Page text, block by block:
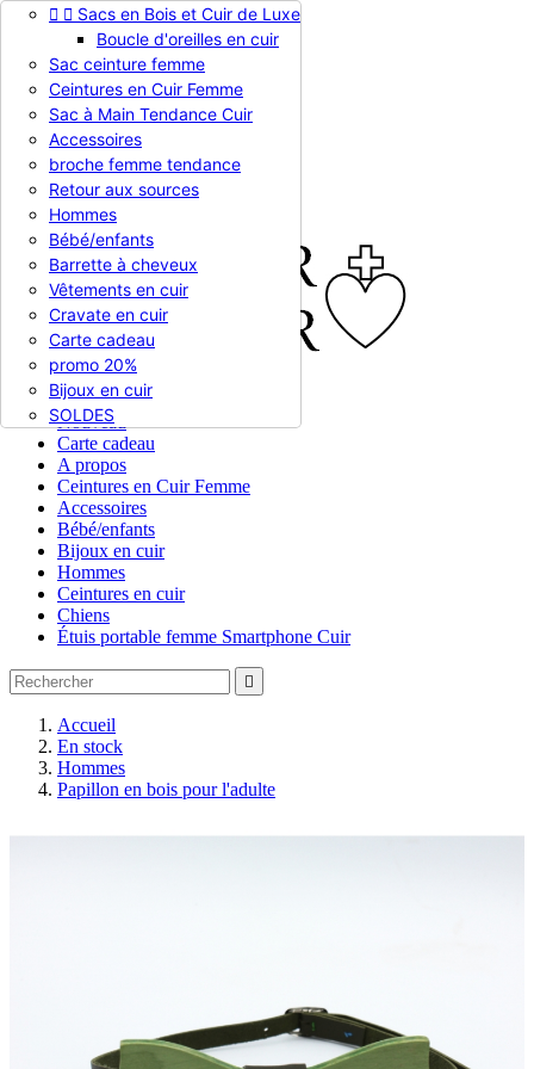
Appelez-nous :0786510612
EUR € 
EUR €
RUB RUB
Connexion
shopping_cart Panier (0)
  En stock
  Sacs en Bois et Cuir de Luxe
Boucle d'oreilles en cuir
Sac ceinture femme
Ceintures en Cuir Femme
Sac à Main Tendance Cuir
Accessoires
broche femme tendance
Retour aux sources
Hommes
Bébé/enfants
Barrette à cheveux
Vêtements en cuir
Cravate en cuir
Carte cadeau
promo 20%
Bijoux en cuir
SOLDES
Nouveau
Carte cadeau
A propos
Ceintures en Cuir Femme
Accessoires
Bébé/enfants
Bijoux en cuir
Hommes
Ceintures en cuir
Chiens
Étuis portable femme Smartphone Cuir

Accueil
En stock
Hommes
Papillon en bois pour l'adulte